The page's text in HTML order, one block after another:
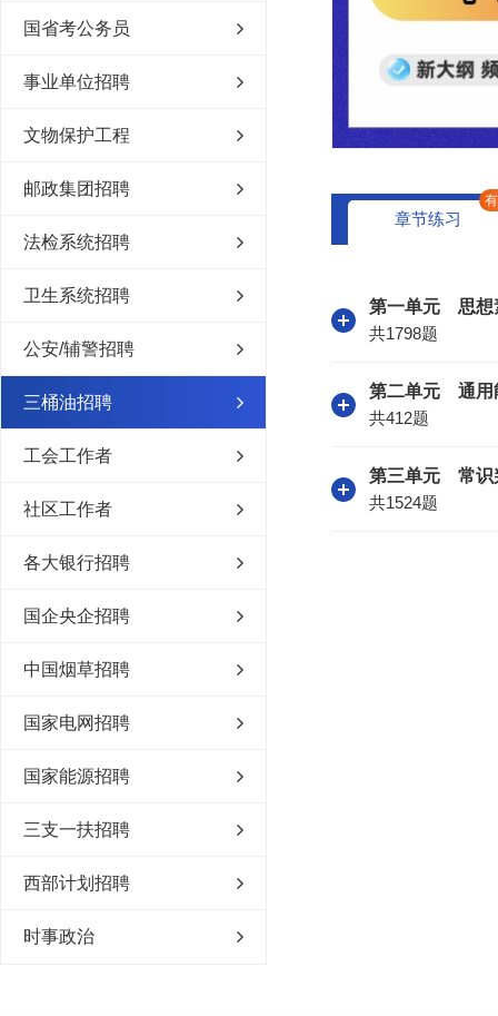
国省考公务员
事业单位招聘
文物保护工程
邮政集团招聘
法检系统招聘
卫生系统招聘
公安/辅警招聘
三桶油招聘
工会工作者
社区工作者
各大银行招聘
国企央企招聘
中国烟草招聘
国家电网招聘
国家能源招聘
三支一扶招聘
西部计划招聘
时事政治
章节练习
第一单元 思想
共1798题
第二单元 通用
共412题
第三单元 常识
共1524题